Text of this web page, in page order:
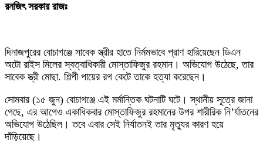
রনজিৎ সরকার রাজঃ
দিনাজপুরের বোচাগঞ্জে সাবেক স্ত্রীর হাতে নির্মমভাবে প্রাণ হারিয়েছেন ডিএন
অটো রাইস মিলের স্বত্বাধিকারী মোস্তাফিজুর রহমান। অভিযোগ উঠেছে, তার
সাবেক স্ত্রী মোছা. শিল্পী পায়ের রগ কেটে তাকে হত্যা করেছেন।
সোমবার (১৫ জুন) বোচাগঞ্জে এই মর্মান্তিক ঘটনাটি ঘটে। স্থানীয় সূত্রে জানা
গেছে, এর আগেও একাধিকবার মোস্তাফিজুর রহমানের উপর শারীরিক নি’র্যাতনের
অভিযোগ উঠেছিল। তবে এবার সেই নির্যাতনই তার মৃত্যুর কারণ হয়ে
দাঁড়িয়েছে।